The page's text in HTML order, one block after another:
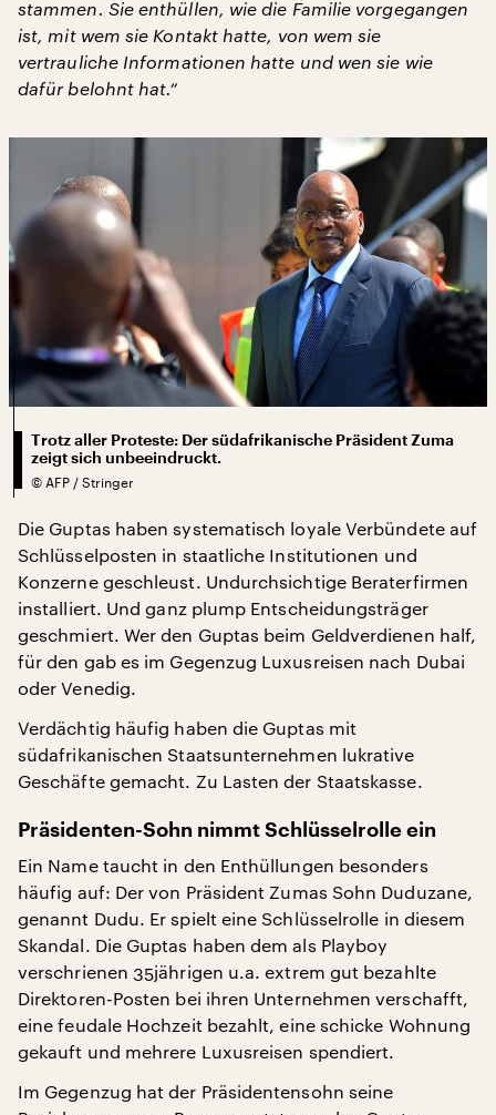
stammen. Sie enthüllen, wie die Familie vorgegangen
ist, mit wem sie Kontakt hatte, von wem sie
vertrauliche Informationen hatte und wen sie wie
dafür belohnt hat.“
Trotz aller Proteste: Der südafrikanische Präsident Zuma
zeigt sich unbeeindruckt.
© AFP / Stringer
Die Guptas haben systematisch loyale Verbündete auf
Schlüsselposten in staatliche Institutionen und
Konzerne geschleust. Undurchsichtige Beraterfirmen
installiert. Und ganz plump Entscheidungsträger
geschmiert. Wer den Guptas beim Geldverdienen half,
für den gab es im Gegenzug Luxusreisen nach Dubai
oder Venedig.
Verdächtig häufig haben die Guptas mit
südafrikanischen Staatsunternehmen lukrative
Geschäfte gemacht. Zu Lasten der Staatskasse.
Präsidenten-Sohn nimmt Schlüsselrolle ein
Ein Name taucht in den Enthüllungen besonders
häufig auf: Der von Präsident Zumas Sohn Duduzane,
genannt Dudu. Er spielt eine Schlüsselrolle in diesem
Skandal. Die Guptas haben dem als Playboy
verschrienen 35jährigen u.a. extrem gut bezahlte
Direktoren-Posten bei ihren Unternehmen verschafft,
eine feudale Hochzeit bezahlt, eine schicke Wohnung
gekauft und mehrere Luxusreisen spendiert.
Im Gegenzug hat der Präsidentensohn seine